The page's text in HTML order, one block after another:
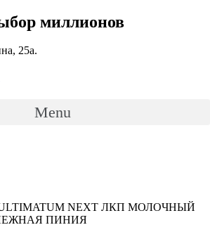
миллионов
25а.
Menu
NEXT ЛКП МОЛОЧНЫЙ
ПИНИЯ